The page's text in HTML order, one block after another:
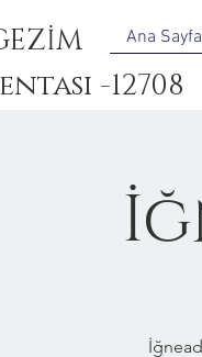
-12708
Ana Sayfa